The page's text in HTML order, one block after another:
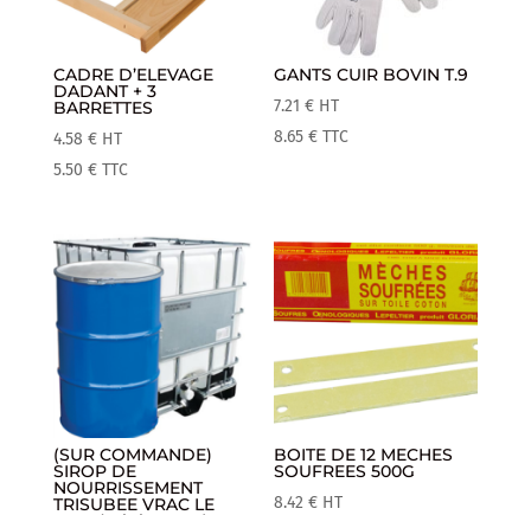
CADRE D’ELEVAGE
DADANT + 3
BARRETTES
4.58 € HT
5.50 € TTC
GANTS CUIR BOVIN T.9
7.21€ HT
8.65€ TTC
(SUR COMMANDE)
SIROP DE
NOURRISSEMENT
TRISUBEE VRAC LE
BOITE DE 12 MECHES
SOUFREES 500G
8.42€ HT